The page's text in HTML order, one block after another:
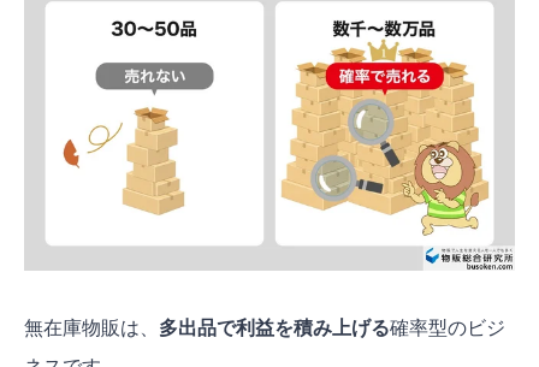
無在庫物販は、 多出品で利益を積み上げる確率型のビジ